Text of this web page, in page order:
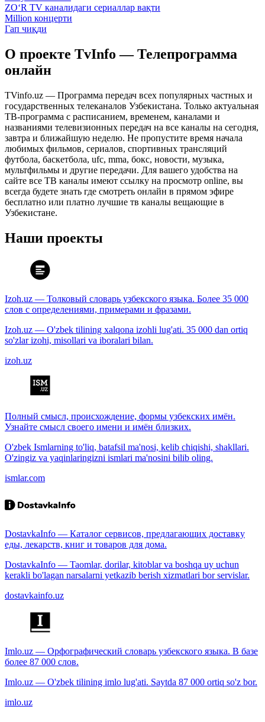
ZO‘R TV каналидаги сериаллар вақти
Million концерти
Гап чиқди
О проекте TvInfo — Телепрограмма
онлайн
TVinfo.uz — Программа передач всех популярных частных и
государственных телеканалов Узбекистана. Только актуальная
ТВ-программа с расписанием, временем, каналами и
названиями телевизионных передач на все каналы на сегодня,
завтра и ближайшую неделю. Не пропустите время начала
любимых фильмов, сериалов, спортивных трансляций
футбола, баскетбола, ufc, mma, бокс, новости, музыка,
мультфильмы и другие передачи. Для вашего удобства на
сайте все ТВ каналы имеют ссылку на просмотр online, вы
всегда будете знать где смотреть онлайн в прямом эфире
бесплатно или платно лучшие тв каналы вещающие в
Узбекистане.
Наши проекты
Izoh.uz — Толковый словарь узбекского языка. Более 35 000
слов с определениями, примерами и фразами.
Izoh.uz — O'zbek tilining xalqona izohli lug'ati. 35 000 dan ortiq
so'zlar izohi, misollari va iboralari bilan.
izoh.uz
Полный смысл, происхождение, формы узбекских имён.
Узнайте смысл своего имени и имён близких.
O'zbek Ismlarning to'liq, batafsil ma'nosi, kelib chiqishi, shakllari.
O'zingiz va yaqinlaringizni ismlari ma'nosini bilib oling.
ismlar.com
DostavkaInfo — Каталог сервисов, предлагающих доставку
еды, лекарств, книг и товаров для дома.
DostavkaInfo — Taomlar, dorilar, kitoblar va boshqa uy uchun
kerakli bo'lagan narsalarni yetkazib berish xizmatlari bor servislar.
dostavkainfo.uz
Imlo.uz — Орфографический словарь узбекского языка. В базе
более 87 000 слов.
Imlo.uz — O'zbek tilining imlo lug'ati. Saytda 87 000 ortiq so'z bor.
imlo.uz